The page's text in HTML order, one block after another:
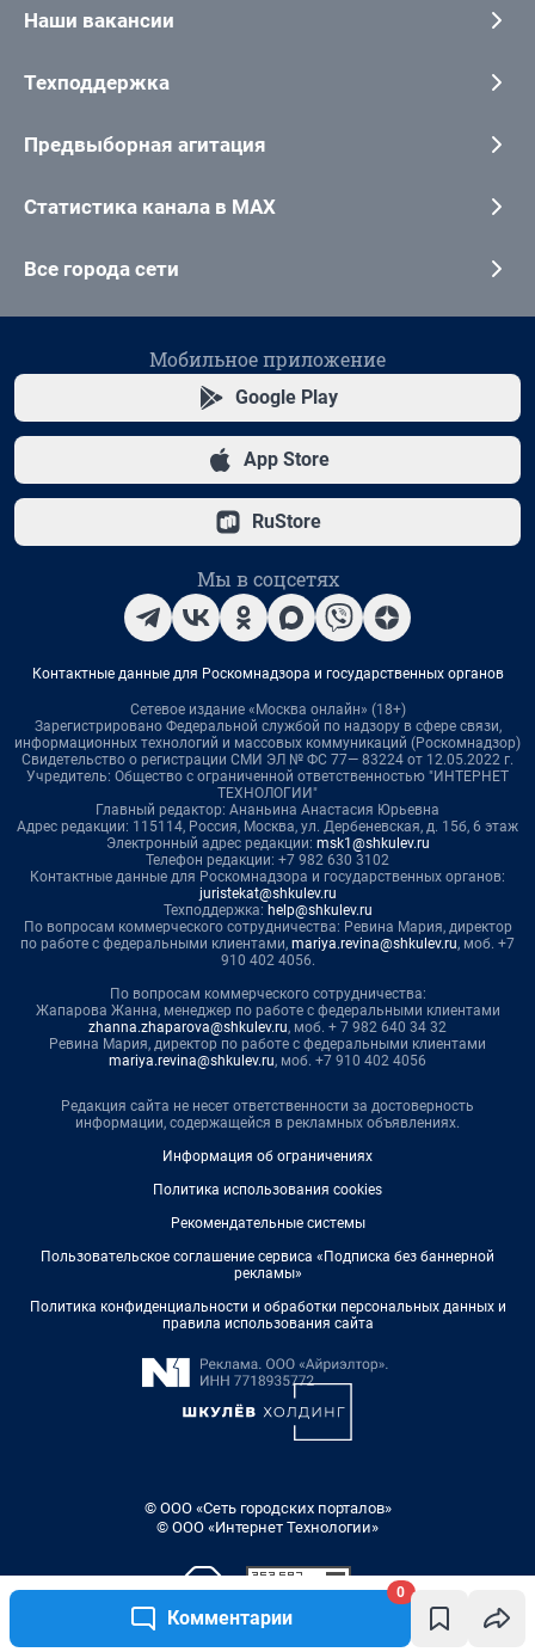
Комментарии
0
Наши вакансии
Техподдержка
Предвыборная агитация
Статистика канала в MAX
Все города сети
Мобильное приложение
Google Play
App Store
RuStore
Мы в соцсетях
Контактные данные для Роскомнадзора и государственных органов
Сетевое издание «Москва онлайн» (18+)
Зарегистрировано Федеральной службой по надзору в сфере связи,
информационных технологий и массовых коммуникаций (Роскомнадзор)
Свидетельство о регистрации СМИ ЭЛ № ФС 77— 83224 от 12.05.2022 г.
Учредитель: Общество с ограниченной ответственностью "ИНТЕРНЕТ
ТЕХНОЛОГИИ"
Главный редактор: Ананьина Анастасия Юрьевна
Адрес редакции: 115114, Россия, Москва, ул. Дербеневская, д. 15б, 6 этаж
Электронный адрес редакции: msk1@shkulev.ru
Телефон редакции: +7 982 630 3102
Контактные данные для Роскомнадзора и государственных органов:
juristekat@shkulev.ru
Техподдержка: help@shkulev.ru
По вопросам коммерческого сотрудничества: Ревина Мария, директор
по работе с федеральными клиентами, mariya.revina@shkulev.ru, моб. +7
910 402 4056.
По вопросам коммерческого сотрудничества:
Жапарова Жанна, менеджер по работе с федеральными клиентами
zhanna.zhaparova@shkulev.ru, моб. + 7 982 640 34 32
Ревина Мария, директор по работе с федеральными клиентами
mariya.revina@shkulev.ru, моб. +7 910 402 4056
Редакция сайта не несет ответственности за достоверность
информации, содержащейся в рекламных объявлениях.
Информация об ограничениях
Политика использования cookies
Рекомендательные системы
Пользовательское соглашение сервиса «Подписка без баннерной
рекламы»
Политика конфиденциальности и обработки персональных данных и
правила использования сайта
© ООО «Сеть городских порталов»
© ООО «Интернет Технологии»